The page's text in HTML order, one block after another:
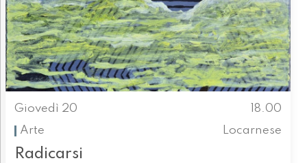
Giovedì 20
18.00
Arte
Locarnese
Radicarsi